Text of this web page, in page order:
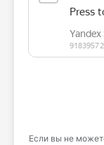
Если вы не